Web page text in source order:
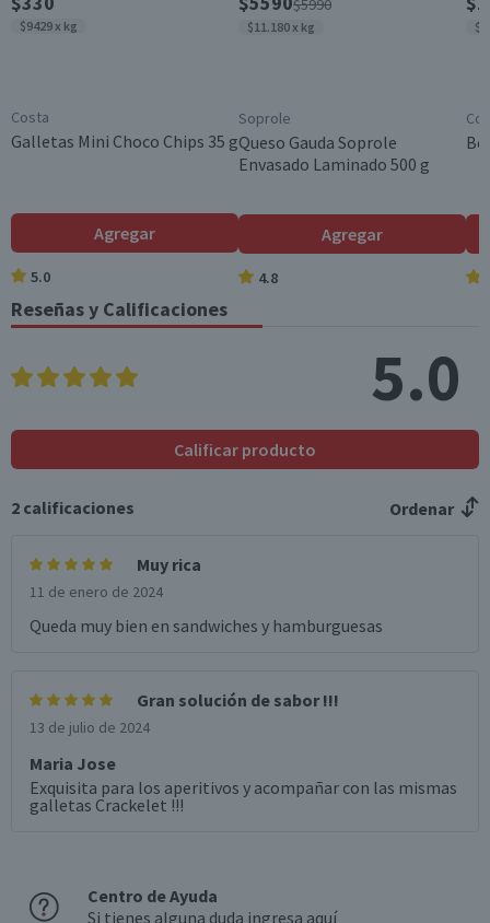
(g)
Cebolla
$9429 x kg
Costa
Galletas Mini Choco Chips 35 g
Agregar
5.0
$5990
$11.180 x kg
Soprole
Queso Gauda Soprole
Envasado Laminado 500 g
Agregar
4.8
Reseñas y Calificaciones
5.0
Calificar producto
2 calificaciones Ordenar
Muy rica
11 de enero de 2024
Queda muy bien en sandwiches y hamburguesas
Gran solución de sabor !!!
13 de julio de 2024
Maria Jose
Exquisita para los aperitivos y acompañar con las mismas
galletas Crackelet !!!
Centro de Ayuda
Si tienes alguna duda ingresa aquí